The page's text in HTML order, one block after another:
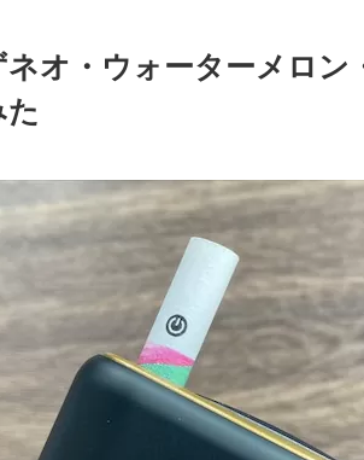
オ・ウォーターメロン